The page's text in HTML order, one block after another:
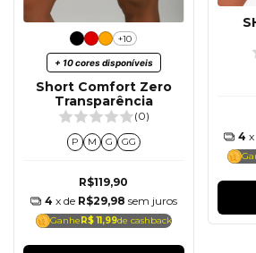
+10
+ 10 cores disponíveis
Short Comfort Zero
Transparência
(0)
P M G GG
R$119,90
4 x de R$29,98 sem juros
GanheR$ 11,99de cashback
4 x